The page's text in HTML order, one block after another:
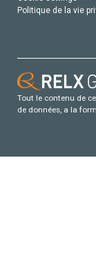
Politique de la vie
Tout le contenu de
de données, a la